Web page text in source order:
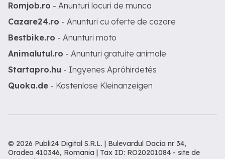
Romjob.ro - Anunturi locuri de munca
Cazare24.ro - Anunturi cu oferte de cazare
Bestbike.ro - Anunturi moto
Animalutul.ro - Anunturi gratuite animale
Startapro.hu - Ingyenes Apróhirdetés
Quoka.de - Kostenlose Kleinanzeigen
© 2026 Publi24 Digital S.R.L. | Bulevardul Dacia nr 34,
Oradea 410346, Romania | Tax ID: RO20201084 - site de